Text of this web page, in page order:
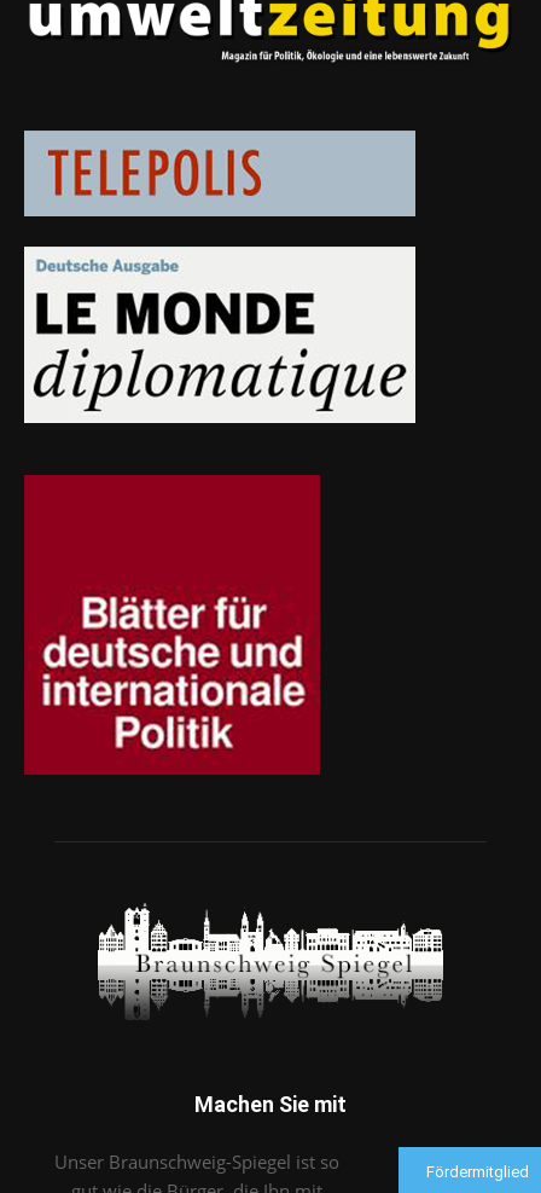
Machen Sie mit
Unser Braunschweig-Spiegel ist so
Fördermitglied